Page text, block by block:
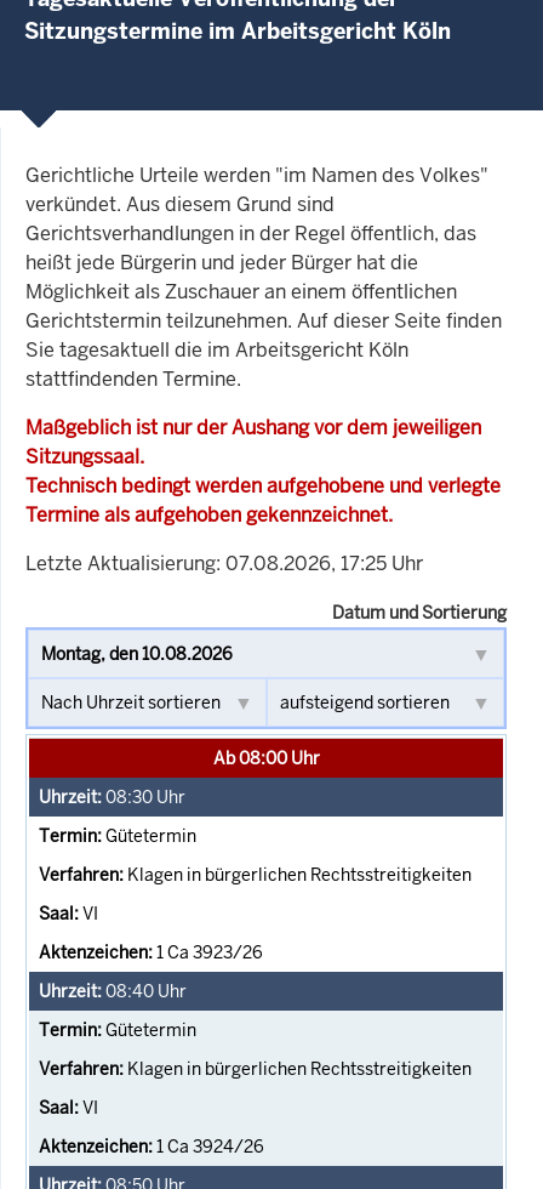
Sitzungstermine im Arbeitsgericht Köln
Gerichtliche Urteile werden "im Namen des Volkes"
verkündet. Aus diesem Grund sind
Gerichtsverhandlungen in der Regel öffentlich, das
heißt jede Bürgerin und jeder Bürger hat die
Möglichkeit als Zuschauer an einem öffentlichen
Gerichtstermin teilzunehmen. Auf dieser Seite finden
Sie tagesaktuell die im Arbeitsgericht Köln
stattfindenden Termine.
Maßgeblich ist nur der Aushang vor dem jeweiligen
Sitzungssaal.
Technisch bedingt werden aufgehobene und verlegte
Termine als aufgehoben gekennzeichnet.
Letzte Aktualisierung: 07.08.2026, 17:25 Uhr
Datum und Sortierung
Ab 08:00 Uhr
08:30 Uhr
Gütetermin
Klagen in bürgerlichen Rechtsstreitigkeiten
VI
1 Ca 3923/26
08:40 Uhr
Gütetermin
Klagen in bürgerlichen Rechtsstreitigkeiten
VI
1 Ca 3924/26